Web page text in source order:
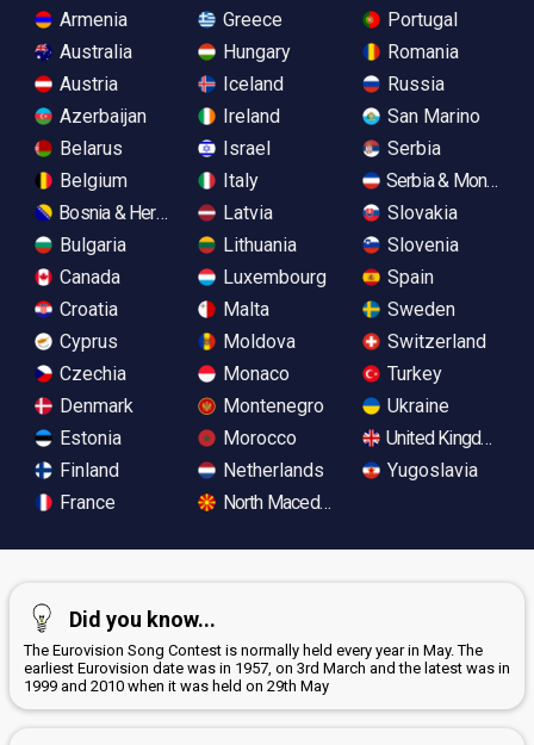
Armenia
Australia
Austria
Azerbaijan
Belarus
Belgium
Bosnia & Herzegovina
Bulgaria
Canada
Croatia
Cyprus
Czechia
Denmark
Estonia
Finland
France
Greece
Hungary
Iceland
Ireland
Israel
Italy
Latvia
Lithuania
Luxembourg
Malta
Moldova
Monaco
Montenegro
Morocco
Netherlands
North Macedonia
Portugal
Romania
Russia
San Marino
Serbia
Serbia &
Slovakia
Slovenia
Spain
Sweden
Switzerland
Turkey
Ukraine
United Kingdom
Yugoslavia
Did you know...
The Eurovision Song Contest is normally held every year in May. The
earliest Eurovision date was in 1957, on 3rd March and the latest was in
1999 and 2010 when it was held on 29th May